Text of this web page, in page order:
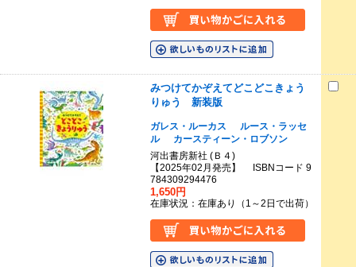
みつけてかぞえてどこどこきょう
りゅう 新装版
ガレス・ルーカス
ルース・ラッセ
ル
カースティーン・ロブソン
河出書房新社 (Ｂ４)
【2025年02月発売】 ISBNコード 9
784309294476
1,650円
在庫状況：在庫あり（1～2日で出荷）